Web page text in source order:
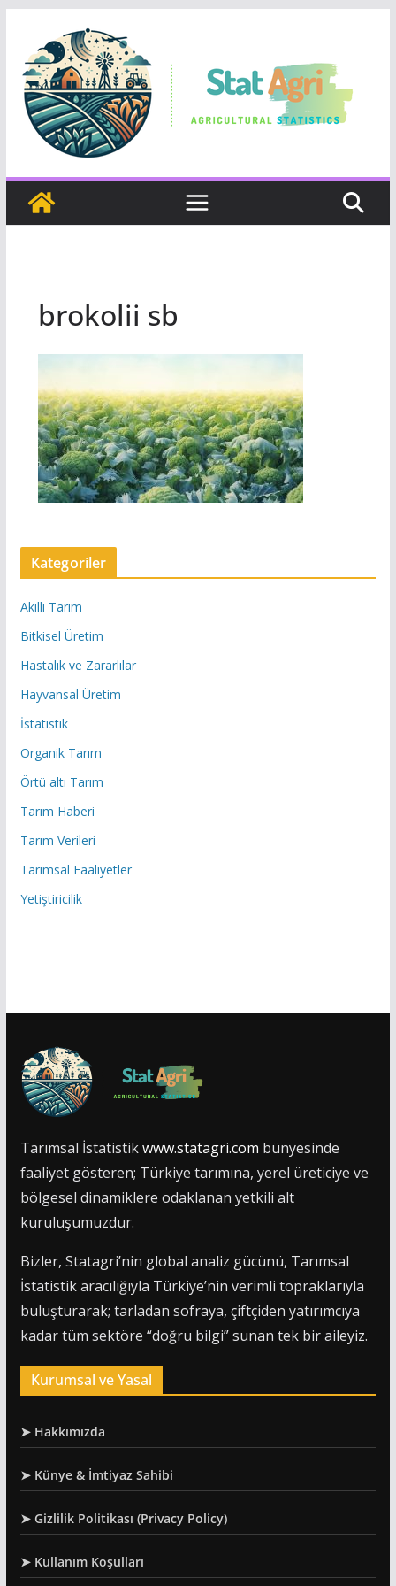
content
brokolii sb
Kategoriler
Akıllı Tarım
Bitkisel Üretim
Hastalık ve Zararlılar
Hayvansal Üretim
İstatistik
Organik Tarım
Örtü altı Tarım
Tarım Haberi
Tarım Verileri
Tarımsal Faaliyetler
Yetiştiricilik
Tarımsal İstatistikwww.statagri.com bünyesinde
faaliyet gösteren; Türkiye tarımına, yerel üreticiye ve
bölgesel dinamiklere odaklanan yetkili alt
kuruluşumuzdur.
Bizler, Statagri’nin global analiz gücünü, Tarımsal
İstatistik aracılığıyla Türkiye’nin verimli topraklarıyla
buluşturarak; tarladan sofraya, çiftçiden yatırımcıya
kadar tüm sektöre “doğru bilgi” sunan tek bir aileyiz.
Kurumsal ve Yasal
➤ Hakkımızda
➤ Künye & İmtiyaz Sahibi
➤ Gizlilik Politikası (Privacy Policy)
➤ Kullanım Koşulları